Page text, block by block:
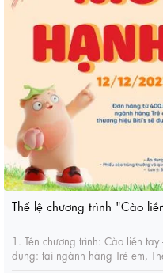
Thể lệ chương trình "Cào
1. Tên chương trình: Cào liền
dụng: tại ngành hàng Trẻ em,